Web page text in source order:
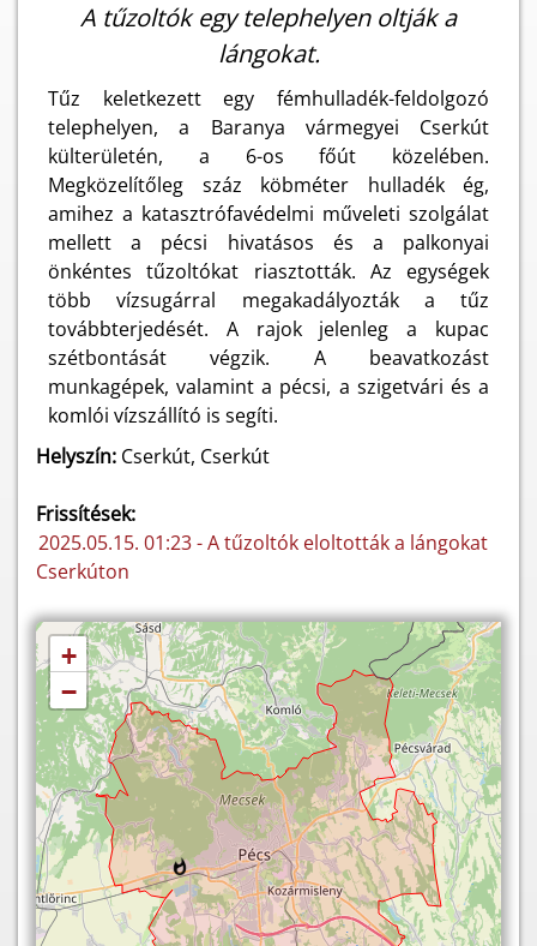
A tűzoltók egy telephelyen oltják a
lángokat.
Tűz keletkezett egy fémhulladék-feldolgozó
telephelyen, a Baranya vármegyei Cserkút
külterületén, a 6-os főút közelében.
Megközelítőleg száz köbméter hulladék ég,
amihez a katasztrófavédelmi műveleti szolgálat
mellett a pécsi hivatásos és a palkonyai
önkéntes tűzoltókat riasztották. Az egységek
több vízsugárral megakadályozták a tűz
továbbterjedését. A rajok jelenleg a kupac
szétbontását végzik. A beavatkozást
munkagépek, valamint a pécsi, a szigetvári és a
komlói vízszállító is segíti.
Helyszín: Cserkút, Cserkút
Frissítések:
2025.05.15. 01:23 - A tűzoltók eloltották a lángokat
Cserkúton
+
−